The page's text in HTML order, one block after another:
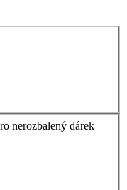
nerozbalený dárek